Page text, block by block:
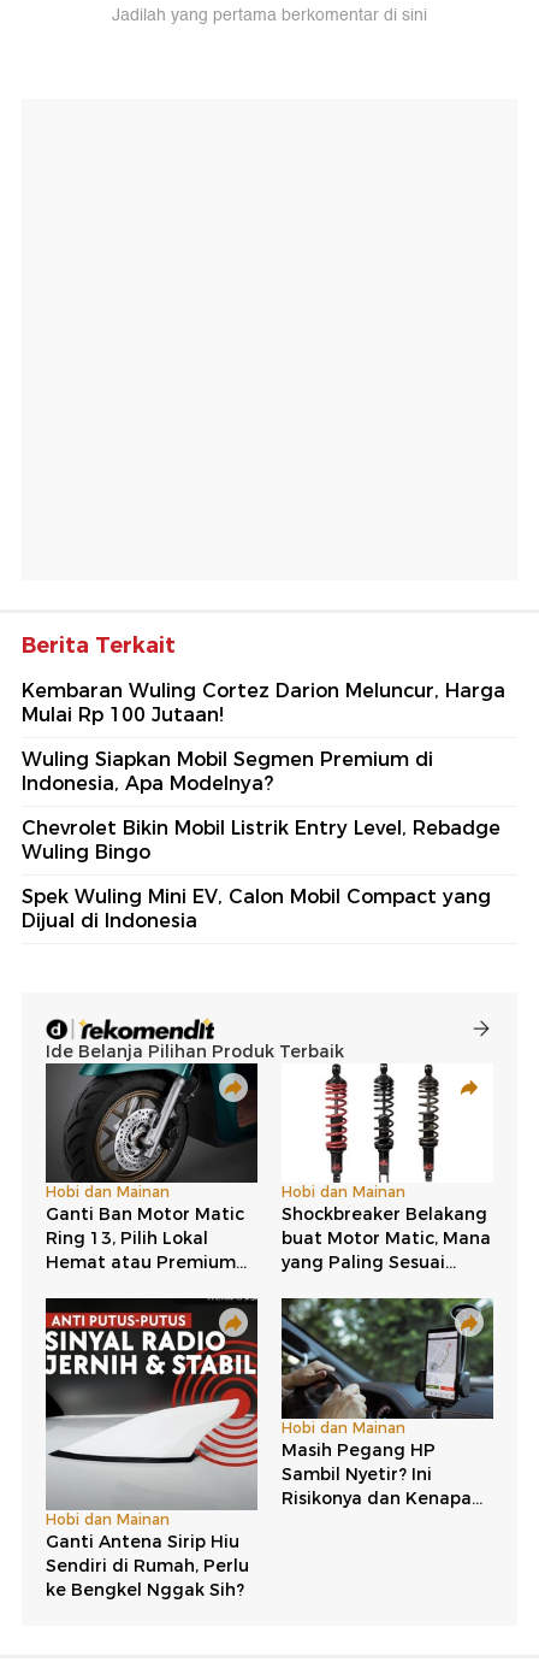
Jadilah yang pertama berkomentar di sini
Berita Terkait
Kembaran Wuling Cortez Darion Meluncur, Harga
Mulai Rp 100 Jutaan!
Wuling Siapkan Mobil Segmen Premium di
Indonesia, Apa Modelnya?
Chevrolet Bikin Mobil Listrik Entry Level, Rebadge
Wuling Bingo
Spek Wuling Mini EV, Calon Mobil Compact yang
Dijual di Indonesia